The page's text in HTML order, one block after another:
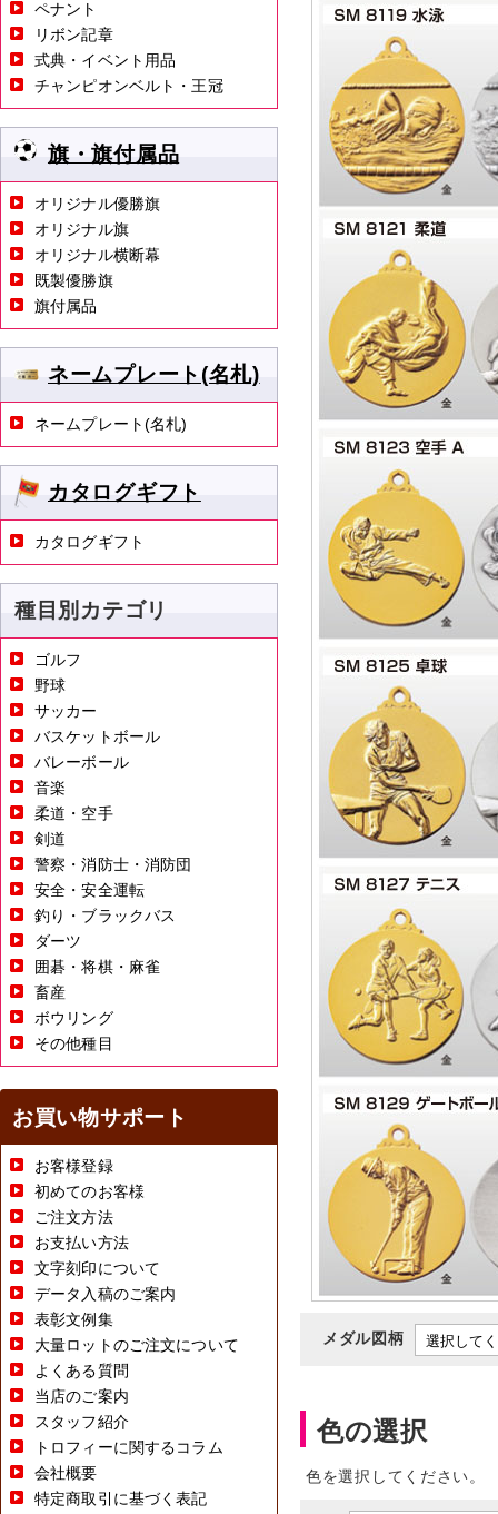
メダル図柄
色の選択
色を選択してください。
ペナント
リボン記章
式典・イベント用品
チャンピオンベルト・王冠
旗・旗付属品
オリジナル優勝旗
オリジナル旗
オリジナル横断幕
既製優勝旗
旗付属品
ネームプレート(名札)
ネームプレート(名札)
カタログギフト
カタログギフト
種目別カテゴリ
ゴルフ
野球
サッカー
バスケットボール
バレーボール
音楽
柔道・空手
剣道
警察・消防士・消防団
安全・安全運転
釣り・ブラックバス
ダーツ
囲碁・将棋・麻雀
畜産
ボウリング
その他種目
お買い物サポート
お客様登録
初めてのお客様
ご注文方法
お支払い方法
文字刻印について
データ入稿のご案内
表彰文例集
大量ロットのご注文について
よくある質問
当店のご案内
スタッフ紹介
トロフィーに関するコラム
会社概要
特定商取引に基づく表記